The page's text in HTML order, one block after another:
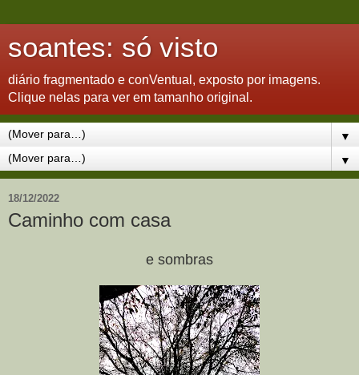
soantes: só visto
diário fragmentado e conVentual, exposto por imagens.
Clique nelas para ver em tamanho original.
▼
▼
18/12/2022
Caminho com casa
e sombras